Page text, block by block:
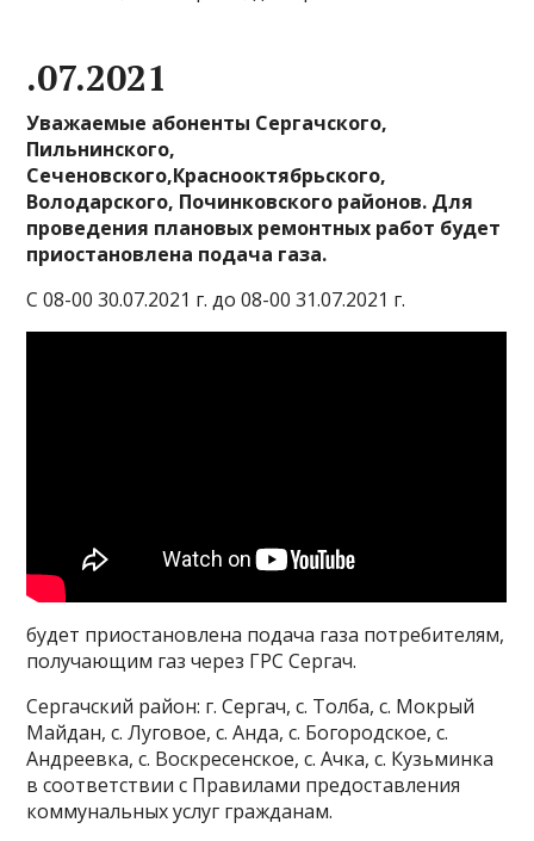
.07.2021
Уважаемые абоненты Сергачского,
Пильнинского,
Сеченовского,Краснооктябрьского,
Володарского, Починковского районов. Для
проведения плановых ремонтных работ будет
приостановлена подача газа.
С 08-00 30.07.2021 г. до 08-00 31.07.2021 г.
будет приостановлена подача газа потребителям,
получающим газ через ГРС Сергач.
Сергачский район: г. Сергач, с. Толба, с. Мокрый
Майдан, с. Луговое, с. Анда, с. Богородское, с.
Андреевка, с. Воскресенское, с. Ачка, с. Кузьминка
в соответствии с Правилами предоставления
коммунальных услуг гражданам.